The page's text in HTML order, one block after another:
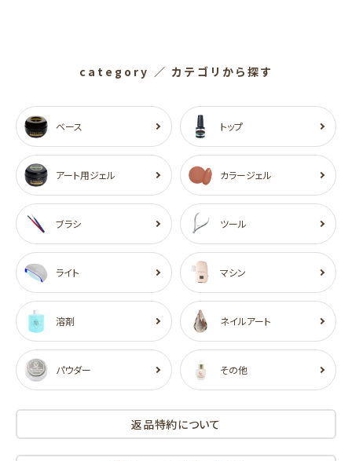
category ／ カテゴリから探す
ベース トップ
アート用ジェル カラージェル
ブラシ ツール
ライト マシン
溶剤 ネイルアート
パウダー その他
返品特約について